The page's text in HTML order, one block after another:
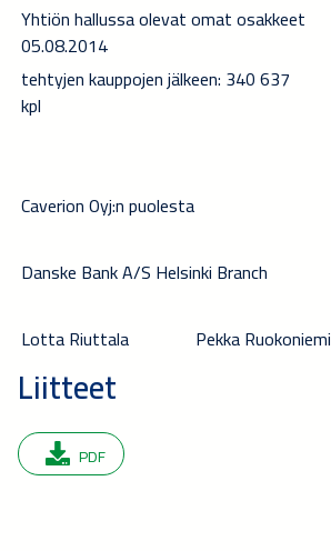
Yhtiön hallussa olevat omat osakkeet
05.08.2014
tehtyjen kauppojen jälkeen: 340 637
kpl
Caverion Oyj:n puolesta
Danske Bank A/S Helsinki Branch
Lotta Riuttala
Pekka Ruokoniemi
Liitteet
PDF